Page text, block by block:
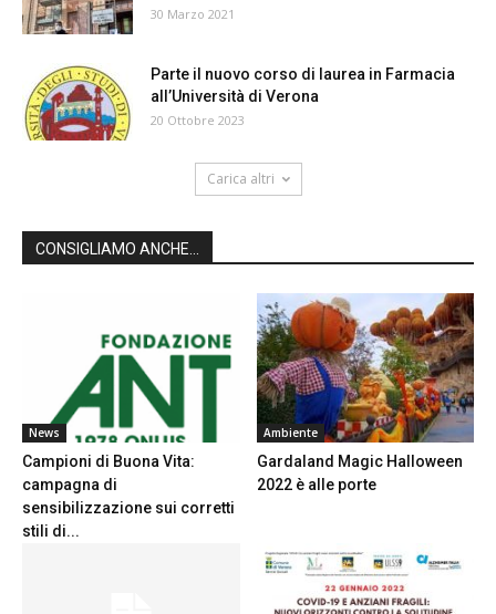
30 Marzo 2021
Parte il nuovo corso di laurea in Farmacia
all’Università di Verona
20 Ottobre 2023
Carica altri
CONSIGLIAMO ANCHE...
News
Campioni di Buona Vita:
campagna di
sensibilizzazione sui corretti
stili di...
Ambiente
Gardaland Magic Halloween
2022 è alle porte